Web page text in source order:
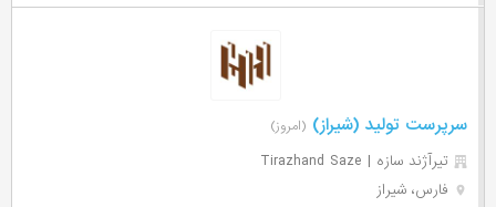
سرپرست تولید (شیراز) (امروز)
تیرآژند سازه | Tirazhand Saze
فارس، شیراز